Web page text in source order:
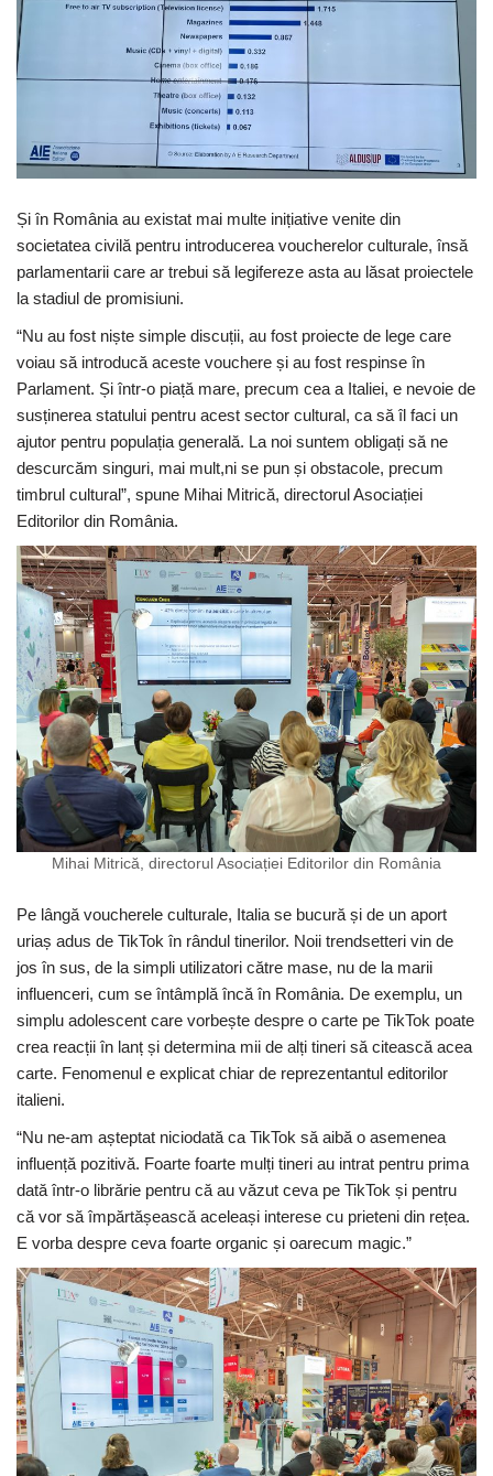
Și în România au existat mai multe inițiative venite din
societatea civilă pentru introducerea voucherelor culturale, însă
parlamentarii care ar trebui să legifereze asta au lăsat proiectele
la stadiul de promisiuni.
“Nu au fost niște simple discuții, au fost proiecte de lege care
voiau să introducă aceste vouchere și au fost respinse în
Parlament. Și într-o piață mare, precum cea a Italiei, e nevoie de
susținerea statului pentru acest sector cultural, ca să îl faci un
ajutor pentru populația generală. La noi suntem obligați să ne
descurcăm singuri, mai mult,ni se pun și obstacole, precum
timbrul cultural”, spune Mihai Mitrică, directorul Asociației
Editorilor din România.
Mihai Mitrică, directorul Asociației Editorilor din România
Pe lângă voucherele culturale, Italia se bucură și de un aport
uriaș adus de TikTok în rândul tinerilor. Noii trendsetteri vin de
jos în sus, de la simpli utilizatori către mase, nu de la marii
influenceri, cum se întâmplă încă în România. De exemplu, un
simplu adolescent care vorbește despre o carte pe TikTok poate
crea reacții în lanț și determina mii de alți tineri să citească acea
carte. Fenomenul e explicat chiar de reprezentantul editorilor
italieni.
“Nu ne-am așteptat niciodată ca TikTok să aibă o asemenea
influență pozitivă. Foarte foarte mulți tineri au intrat pentru prima
dată într-o librărie pentru că au văzut ceva pe TikTok și pentru
că vor să împărtășească aceleași interese cu prieteni din rețea.
E vorba despre ceva foarte organic și oarecum magic.”